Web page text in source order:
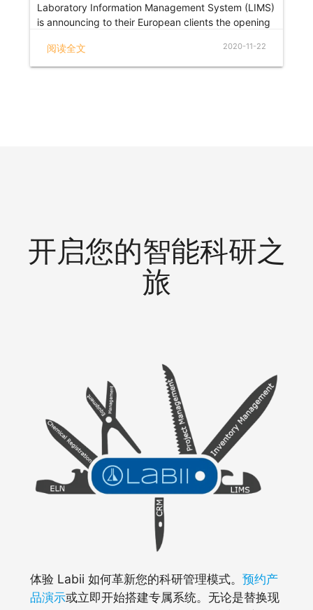
Laboratory Information Management System (LIMS)
is announcing to their European clients the opening
Europe. Besides the already existing data servers:
The private data server in California in the US; one
阅读全文 2020-11-22
开启您的智能科研之
旅
体验 Labii 如何革新您的科研管理模式。预约产
品演示或立即开始搭建专属系统。无论是替换现